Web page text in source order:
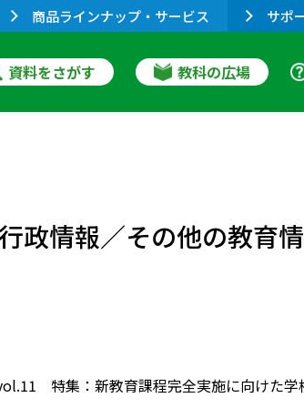
商品ラインナップ・サービス サポ
資料をさがす 教科の広場
政情報／その他の教育
特集：新教育課程完全実施に向けた学